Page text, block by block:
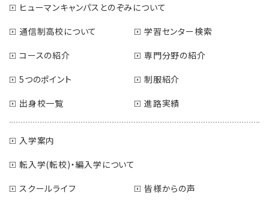
ヒューマンキャンパスとのぞみについて
通信制高校について
学習センター検索
コースの紹介
専門分野の紹介
5つのポイント
制服紹介
出身校一覧
進路実績
入学案内
転入学(転校)・編入学について
スクールライフ
皆様からの声